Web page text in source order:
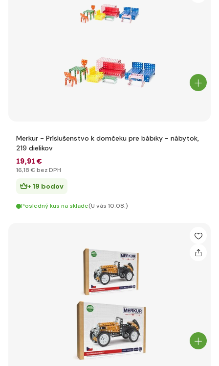
Merkur - Príslušenstvo k domčeku pre bábiky - nábytok,
219 dielikov
19,91 €
16,18 € bez DPH
+ 19 bodov
Posledný kus na sklade(U vás 10.08.)